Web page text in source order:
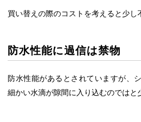
買い替えの際のコストを考えると少し
防水性能に過信は禁物
防水性能があるとされていますが、
細かい水滴が隙間に入り込むのではと